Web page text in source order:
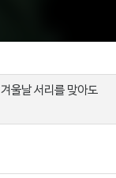
울날 서리를 맞아도